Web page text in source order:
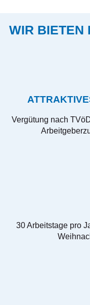
WIR BIETEN
Vergütung nach
30 Arbeitstage pro